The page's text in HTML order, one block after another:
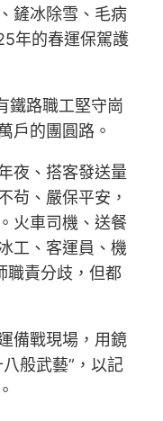
鏟冰除雪、毛病
年的春運保駕護
鐵路職工堅守崗
戶的團圓路。
夜、搭客發送量
茍、嚴保平安，
火車司機、送餐
工、客運員、機
責分歧，但都
備戰現場，用鏡
般武藝”，以記